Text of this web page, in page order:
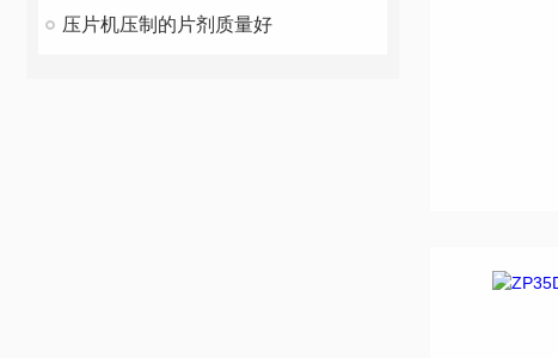
压片机压制的片剂质量好